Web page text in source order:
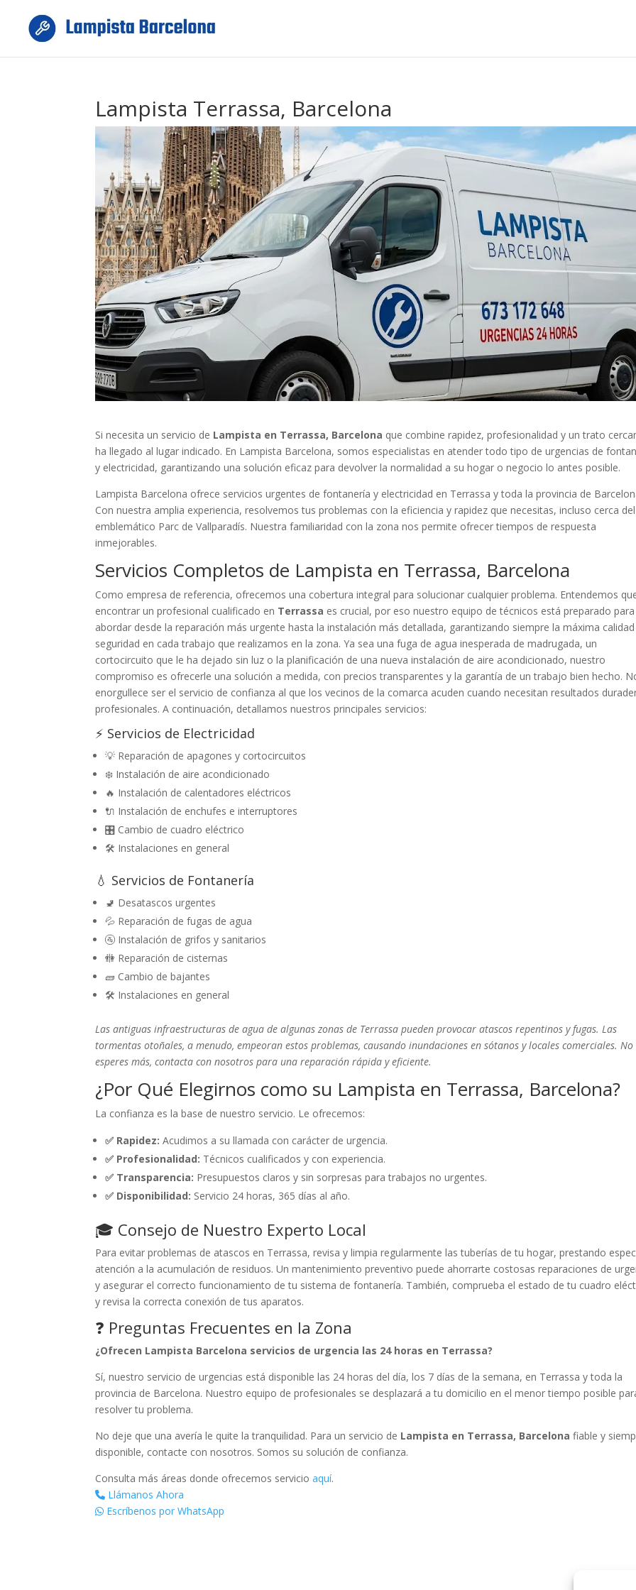
Lampista Terrassa, Barcelona
Si necesita un servicio de Lampista en Terrassa, Barcelona que combine rapidez, profesionalidad y un trato
ha llegado al lugar indicado. En Lampista Barcelona, somos especialistas en atender todo tipo de urgencias de
y electricidad, garantizando una solución eficaz para devolver la normalidad a su hogar o negocio lo antes posible.
Lampista Barcelona ofrece servicios urgentes de fontanería y electricidad en Terrassa y toda la provincia de
Con nuestra amplia experiencia, resolvemos tus problemas con la eficiencia y rapidez que necesitas, incluso cerca del
emblemático Parc de Vallparadís. Nuestra familiaridad con la zona nos permite ofrecer tiempos de respuesta
inmejorables.
Servicios Completos de Lampista en Terrassa, Barcelona
Como empresa de referencia, ofrecemos una cobertura integral para solucionar cualquier problema. Entendemos
encontrar un profesional cualificado en Terrassa es crucial, por eso nuestro equipo de técnicos está preparado para
abordar desde la reparación más urgente hasta la instalación más detallada, garantizando siempre la máxima
seguridad en cada trabajo que realizamos en la zona. Ya sea una fuga de agua inesperada de madrugada, un
cortocircuito que le ha dejado sin luz o la planificación de una nueva instalación de aire acondicionado, nuestro
compromiso es ofrecerle una solución a medida, con precios transparentes y la garantía de un trabajo bien hecho.
enorgullece ser el servicio de confianza al que los vecinos de la comarca acuden cuando necesitan resultados
profesionales. A continuación, detallamos nuestros principales servicios:
⚡ Servicios de Electricidad
💡 Reparación de apagones y cortocircuitos
❄️ Instalación de aire acondicionado
🔥 Instalación de calentadores eléctricos
🔌 Instalación de enchufes e interruptores
🎛️ Cambio de cuadro eléctrico
🛠️ Instalaciones en general
💧 Servicios de Fontanería
🚽 Desatascos urgentes
💦 Reparación de fugas de agua
🚰 Instalación de grifos y sanitarios
🚻 Reparación de cisternas
🧱 Cambio de bajantes
🛠️ Instalaciones en general
Las antiguas infraestructuras de agua de algunas zonas de Terrassa pueden provocar atascos repentinos y fugas. Las
tormentas otoñales, a menudo, empeoran estos problemas, causando inundaciones en sótanos y locales comerciales. No
esperes más, contacta con nosotros para una reparación rápida y eficiente.
¿Por Qué Elegirnos como su Lampista en Terrassa, Barcelona?
La confianza es la base de nuestro servicio. Le ofrecemos:
✅ Rapidez: Acudimos a su llamada con carácter de urgencia.
✅ Profesionalidad: Técnicos cualificados y con experiencia.
✅ Transparencia: Presupuestos claros y sin sorpresas para trabajos no urgentes.
✅ Disponibilidad: Servicio 24 horas, 365 días al año.
🎓 Consejo de Nuestro Experto Local
Para evitar problemas de atascos en Terrassa, revisa y limpia regularmente las tuberías de tu hogar, prestando
atención a la acumulación de residuos. Un mantenimiento preventivo puede ahorrarte costosas reparaciones de
y asegurar el correcto funcionamiento de tu sistema de fontanería. También, comprueba el estado de tu cuadro
y revisa la correcta conexión de tus aparatos.
❓ Preguntas Frecuentes en la Zona
¿Ofrecen Lampista Barcelona servicios de urgencia las 24 horas en Terrassa?
Sí, nuestro servicio de urgencias está disponible las 24 horas del día, los 7 días de la semana, en Terrassa y toda la
provincia de Barcelona. Nuestro equipo de profesionales se desplazará a tu domicilio en el menor tiempo posible
resolver tu problema.
No deje que una avería le quite la tranquilidad. Para un servicio de Lampista en Terrassa, Barcelona fiable y
disponible, contacte con nosotros. Somos su solución de confianza.
Consulta más áreas donde ofrecemos servicioaquí.
Llámanos Ahora
Escríbenos por WhatsApp